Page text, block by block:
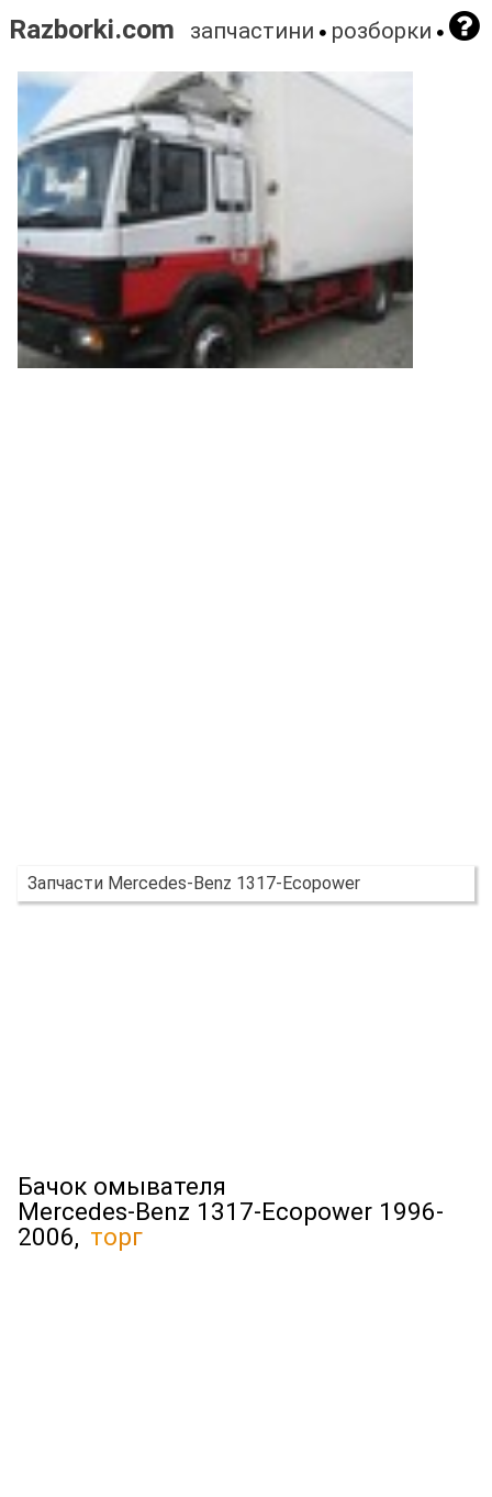
Razborki.com запчастини розборки
Запчасти Mercedes-Benz 1317-Ecopower
Бачок омывателя
Mercedes-Benz 1317-Ecopower 1996-
2006, торг